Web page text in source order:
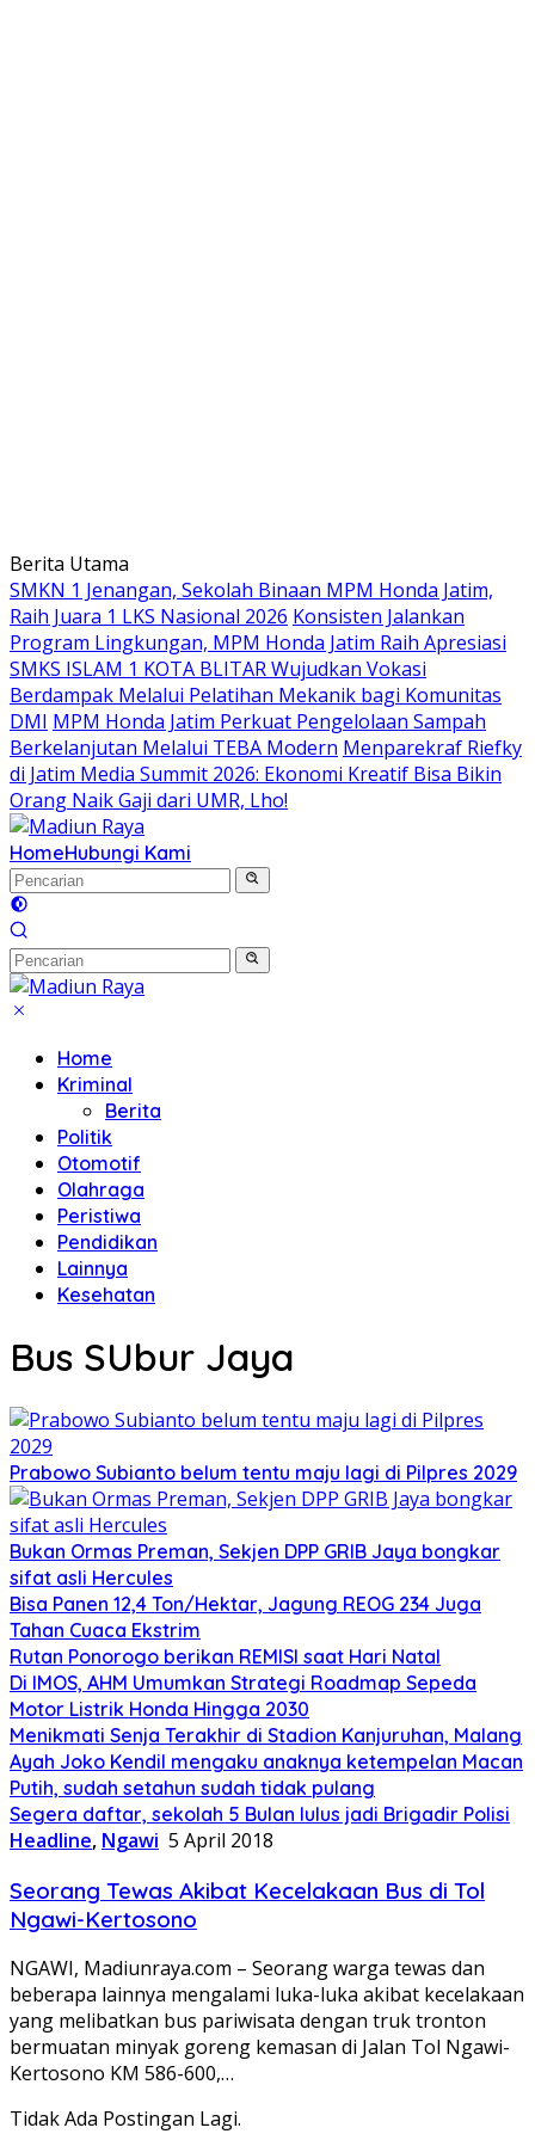
Langsung
ke
konten
Berita Utama
SMKN 1 Jenangan, Sekolah Binaan MPM Honda Jatim,
Raih Juara 1 LKS Nasional 2026 Konsisten Jalankan
Program Lingkungan, MPM Honda Jatim Raih Apresiasi
SMKS ISLAM 1 KOTA BLITAR Wujudkan Vokasi
Berdampak Melalui Pelatihan Mekanik bagi Komunitas
DMI MPM Honda Jatim Perkuat Pengelolaan Sampah
Berkelanjutan Melalui TEBA Modern Menparekraf Riefky
di Jatim Media Summit 2026: Ekonomi Kreatif Bisa Bikin
Orang Naik Gaji dari UMR, Lho!
HomeHubungi Kami
Home
Kriminal
Berita
Politik
Otomotif
Olahraga
Peristiwa
Pendidikan
Lainnya
Kesehatan
Bus SUbur Jaya
Prabowo Subianto belum tentu maju lagi di Pilpres 2029
Bukan Ormas Preman, Sekjen DPP GRIB Jaya bongkar
sifat asli Hercules
Bisa Panen 12,4 Ton/Hektar, Jagung REOG 234 Juga
Tahan Cuaca Ekstrim
Rutan Ponorogo berikan REMISI saat Hari Natal
Di IMOS, AHM Umumkan Strategi Roadmap Sepeda
Motor Listrik Honda Hingga 2030
Menikmati Senja Terakhir di Stadion Kanjuruhan, Malang
Ayah Joko Kendil mengaku anaknya ketempelan Macan
Putih, sudah setahun sudah tidak pulang
Segera daftar, sekolah 5 Bulan lulus jadi Brigadir Polisi
Headline, Ngawi 5 April 2018
Seorang Tewas Akibat Kecelakaan Bus di Tol
Ngawi-Kertosono
NGAWI, Madiunraya.com – Seorang warga tewas dan
beberapa lainnya mengalami luka-luka akibat kecelakaan
yang melibatkan bus pariwisata dengan truk tronton
bermuatan minyak goreng kemasan di Jalan Tol Ngawi-
Kertosono KM 586-600,…
Tidak Ada Postingan Lagi.